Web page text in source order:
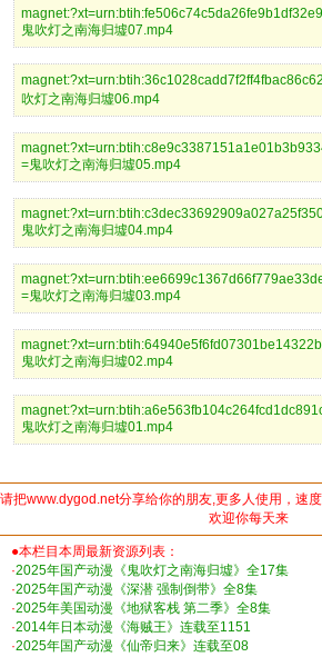
鬼吹灯之南海归墟07.mp4
吹灯之南海归墟06.mp4
=鬼吹灯之南海归墟05.mp4
鬼吹灯之南海归墟04.mp4
=鬼吹灯之南海归墟03.mp4
鬼吹灯之南海归墟02.mp4
鬼吹灯之南海归墟01.mp4
请把www.dygod.net分享给你的朋友,更多人使用，速
欢迎你每天来
●本栏目本周最新资源列表：
·2025年国产动漫《鬼吹灯之南海归墟》全17集
·2025年国产动漫《深潜 强制倒带》全8集
·2025年美国动漫《地狱客栈 第二季》全8集
·2014年日本动漫《海贼王》连载至1151
·2025年国产动漫《仙帝归来》连载至08